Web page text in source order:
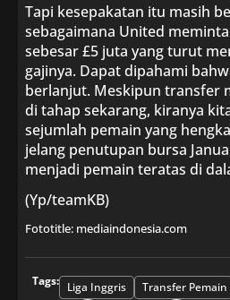
Tapi kesepakatan itu masih
sebagaimana United
sebesar £5 juta yang turut
gajinya. Dapat dipahami
berlanjut. Meskipun transfer
di tahap sekarang, kiranya
sejumlah pemain yang
jelang penutupan bursa
menjadi pemain teratas di
(Yp/teamKB)
Fototitle: mediaindonesia.com
Tags: Liga Inggris Transfer Pemain